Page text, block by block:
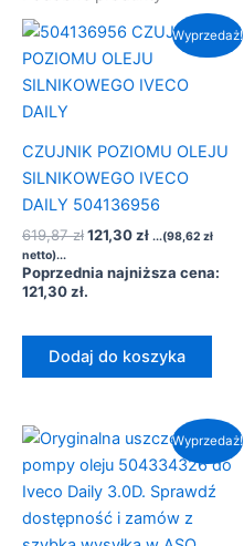
Wyprzedaż!
CZUJNIK POZIOMU OLEJU
SILNIKOWEGO IVECO
DAILY 504136956
619,87zł
Pierwotna
wynosiła:
619,87 zł.
121,30zł
Aktualna
cena
wynosi:
121,30 zł.
...(98,62 zł
netto)...
Poprzednia najniższa cena:
121,30zł.
Dodaj do koszyka
Wyprzedaż!
Pierwotna
wynosiła:
32,58 zł.
Aktualna
wynosi:
15,73 zł.